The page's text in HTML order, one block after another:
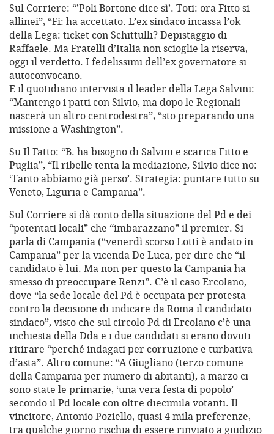
Sul Corriere: “’Poli Bortone dice sì’. Toti: ora Fitto si
allinei”, “Fi: ha accettato. L’ex sindaco incassa l’ok
della Lega: ticket con Schittulli? Depistaggio di
Raffaele. Ma Fratelli d’Italia non scioglie la riserva,
oggi il verdetto. I fedelissimi dell’ex governatore si
autoconvocano.
E il quotidiano intervista il leader della Lega Salvini:
“Mantengo i patti con Silvio, ma dopo le Regionali
nascerà un altro centrodestra”, “sto preparando una
missione a Washington”.
Su Il Fatto: “B. ha bisogno di Salvini e scarica Fitto e
Puglia”, “Il ribelle tenta la mediazione, Silvio dice no:
‘Tanto abbiamo già perso’. Strategia: puntare tutto su
Veneto, Liguria e Campania”.
Sul Corriere si dà conto della situazione del Pd e dei
“potentati locali” che “imbarazzano” il premier. Si
parla di Campania (“venerdì scorso Lotti è andato in
Campania” per la vicenda De Luca, per dire che “il
candidato è lui. Ma non per questo la Campania ha
smesso di preoccupare Renzi”. C’è il caso Ercolano,
dove “la sede locale del Pd è occupata per protesta
contro la decisione di indicare da Roma il candidato
sindaco”, visto che sul circolo Pd di Ercolano c’è una
inchiesta della Dda e i due candidati si erano dovuti
ritirare “perché indagati per corruzione e turbativa
d’asta”. Altro comune: “A Giugliano (terzo comune
della Campania per numero di abitanti), a marzo ci
sono state le primarie, ‘una vera festa di popolo’
secondo il Pd locale con oltre diecimila votanti. Il
vincitore, Antonio Poziello, quasi 4 mila preferenze,
tra qualche giorno rischia di essere rinviato a giudizio